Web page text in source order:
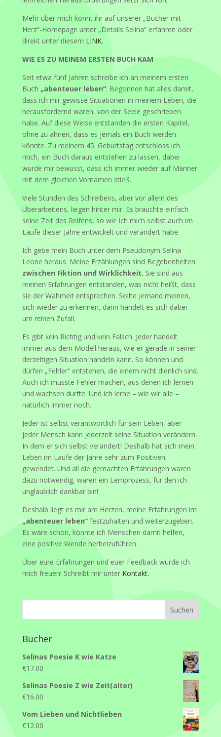
Mehr über mich könnt ihr auf unserer „Bücher mit
Herz“-Homepage unter „Details Selina“ erfahren oder
direkt unter diesem LINK.
WIE ES ZU MEINEM ERSTEN BUCH KAM
Seit etwa fünf Jahren schreibe ich an meinem ersten
Buch „abenteuer leben“. Begonnen hat alles damit,
dass ich mir gewisse Situationen in meinem Leben, die
herausfordernd waren, von der Seele geschrieben
habe. Auf diese Weise entstanden die ersten Kapitel,
ohne zu ahnen, dass es jemals ein Buch werden
könnte. Zu meinem 45. Geburtstag entschloss ich
mich, ein Buch daraus entstehen zu lassen, dabei
wurde mir bewusst, dass ich immer wieder auf Männer
mit dem gleichen Vornamen stieß.
Viele Stunden des Schreibens, aber vor allem des
Überarbeitens, liegen hinter mir. Es brauchte einfach
seine Zeit des Reifens, so wie ich mich selbst auch im
Laufe dieser Jahre entwickelt und verändert habe.
Ich gebe mein Buch unter dem Pseudonym Selina
Leone heraus. Meine Erzählungen sind Begebenheiten
zwischen Fiktion und Wirklichkeit. Sie sind aus
meinen Erfahrungen entstanden, was nicht heißt, dass
sie der Wahrheit entsprechen. Sollte jemand meinen,
sich wieder zu erkennen, dann handelt es sich dabei
um reinen Zufall.
Es gibt kein Richtig und kein Falsch. Jeder handelt
immer aus dem Modell heraus, wie er gerade in seiner
derzeitigen Situation handeln kann. So können und
dürfen „Fehler“ entstehen, die einem nicht dienlich sind.
Auch ich musste Fehler machen, aus denen ich lernen
und wachsen durfte. Und ich lerne – wie wir alle –
natürlich immer noch.
Jeder ist selbst verantwortlich für sein Leben, aber
jeder Mensch kann jederzeit seine Situation verändern.
In dem er sich selbst verändert! Deshalb hat sich mein
Leben im Laufe der Jahre sehr zum Positiven
gewendet. Und all die gemachten Erfahrungen waren
dazu notwendig, waren ein Lernprozess, für den ich
unglaublich dankbar bin!
Deshalb liegt es mir am Herzen, meine Erfahrungen im
„abenteuer leben“festzuhalten und weiterzugeben.
Es wäre schön, könnte ich Menschen damit helfen,
eine positive Wende herbeizuführen.
Über eure Erfahrungen und euer Feedback würde ich
mich freuen! Schreibt mir unter Kontakt.
Bücher
Selinas Poesie K wie Katze
€17.00
Selinas Poesie Z wie Zeit(alter)
€16.00
Vom Lieben und Nichtlieben
€12.00